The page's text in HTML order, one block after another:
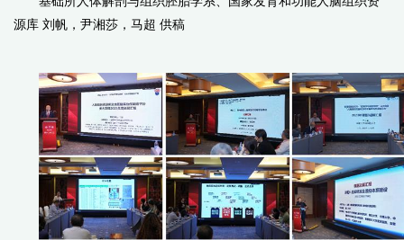
源库 刘帆，尹湘莎，马超 供稿